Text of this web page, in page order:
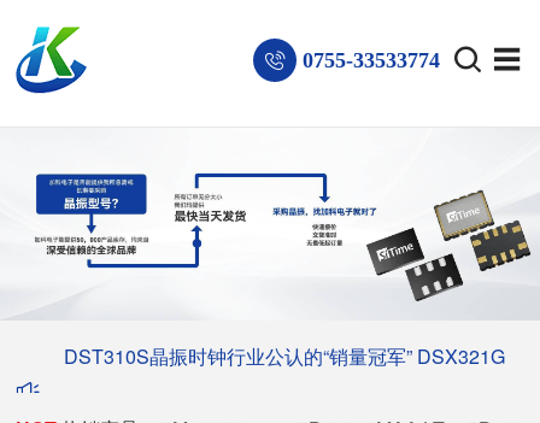
0755-33533774
DST310S晶振时钟行业公认的“销量冠军” DSX321G